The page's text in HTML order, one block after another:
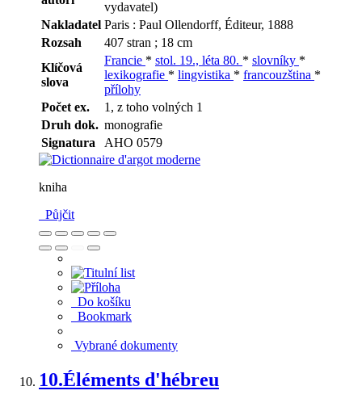
vydavatel)
Nakladatel Paris : Paul Ollendorff, Éditeur, 1888
Rozsah
407 stran ; 18 cm
Klíčová
slova
Francie * stol. 19., léta 80. * slovníky *
lexikografie * lingvistika * francouzština *
přílohy
Počet ex.
1, z toho volných 1
Druh dok. monografie
Signatura
AHO 0579
kniha
Půjčit
Do košíku
Bookmark
Vybrané dokumenty
10.Éléments d'hébreu